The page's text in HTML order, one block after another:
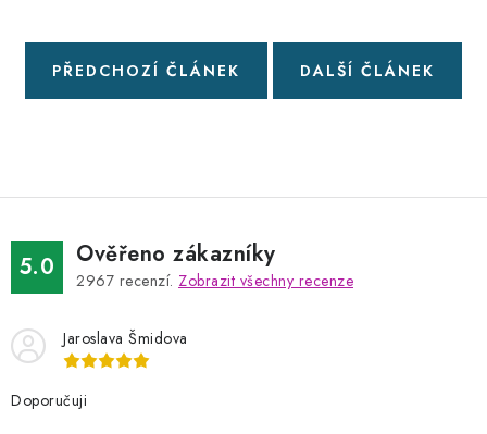
PŘEDCHOZÍ ČLÁNEK DALŠÍ ČLÁNEK
5.0 Ověřeno zákazníky
2967 recenzí. Zobrazit všechny recenze
Jaroslava Šmidova
Doporučuji